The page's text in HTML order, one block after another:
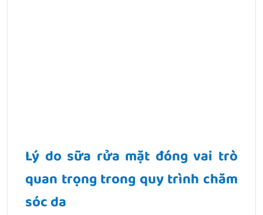
Lý do sữa rửa mặt đóng vai trò
quan trọng trong quy trình chăm
sóc da